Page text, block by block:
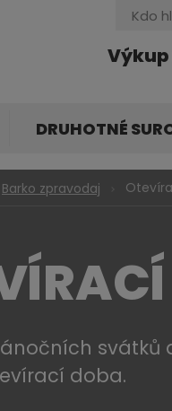
DRUHOTNÉ
Barko zpravodaj
svátků
doba.